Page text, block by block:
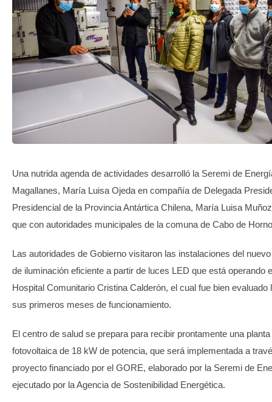
APP MÓVIL
TRANSPARENCIA
Una nutrida agenda de actividades desarrolló la Seremi de
Magallanes, María Luisa Ojeda en compañía de Delegada
Presidencial de la Provincia Antártica Chilena, María Luisa
que con autoridades municipales de la comuna de Cabo de
Las autoridades de Gobierno visitaron las instalaciones del
de iluminación eficiente a partir de luces LED que está operando
Hospital Comunitario Cristina Calderón, el cual fue bien evaluado
sus primeros meses de funcionamiento.
El centro de salud se prepara para recibir prontamente una planta
fotovoltaica de 18 kW de potencia, que será implementada a
proyecto financiado por el GORE, elaborado por la Seremi de
ejecutado por la Agencia de Sostenibilidad Energética.